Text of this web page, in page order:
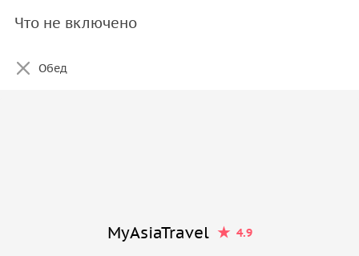
Что не включено
Обед
MyAsiaTravel 4.9